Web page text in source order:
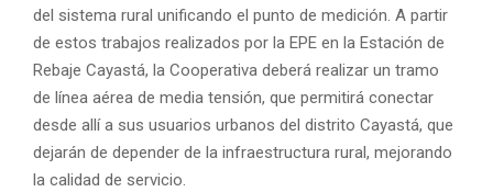
del sistema rural unificando el punto de medición. A partir
de estos trabajos realizados por la EPE en la Estación de
Rebaje Cayastá, la Cooperativa deberá realizar un tramo
de línea aérea de media tensión, que permitirá conectar
desde allí a sus usuarios urbanos del distrito Cayastá, que
dejarán de depender de la infraestructura rural, mejorando
la calidad de servicio.